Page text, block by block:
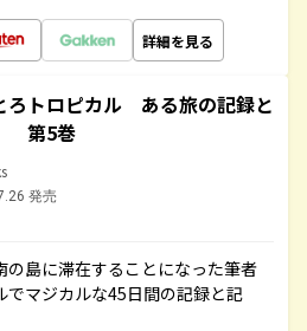
詳細を見る
ろトロピカル ある旅の記録と
第5巻
発売
の島に滞在することになった筆者
マジカルな45日間の記録と記